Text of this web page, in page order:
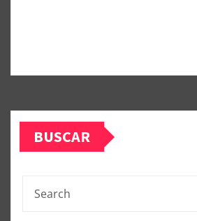
BUSCAR